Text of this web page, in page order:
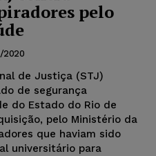
pelo
2020
de Justiça (STJ)
de segurança
do Estado do Rio de
pelo Ministério da
que haviam sido
universitário para